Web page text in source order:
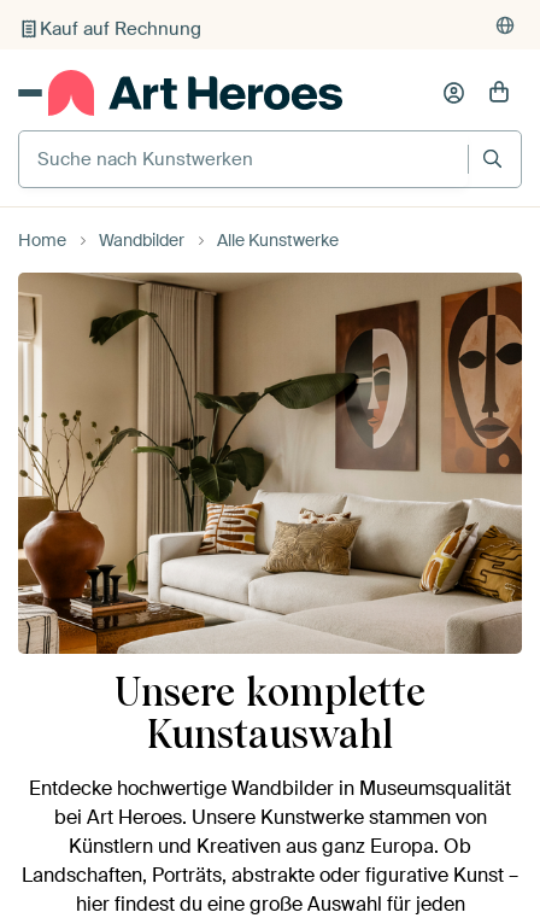
Kauf auf Rechnung
Individueller Druck auf Bestellung
Suche nach Kunstwerken
Home Wandbilder Alle Kunstwerke
Unsere komplette
Kunstauswahl
Entdecke hochwertige Wandbilder in Museumsqualität
bei Art Heroes. Unsere Kunstwerke stammen von
Künstlern und Kreativen aus ganz Europa. Ob
Landschaften, Porträts, abstrakte oder figurative Kunst –
hier findest du eine große Auswahl für jeden